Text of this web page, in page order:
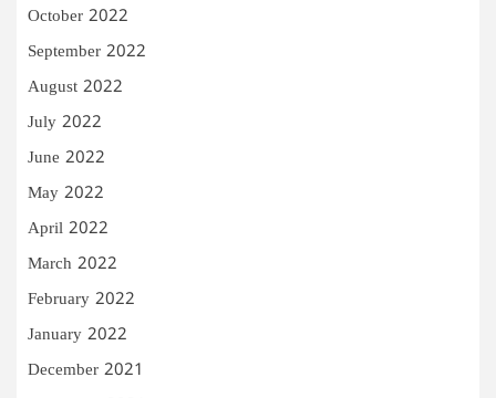
October 2022
September 2022
August 2022
July 2022
June 2022
May 2022
April 2022
March 2022
February 2022
January 2022
December 2021